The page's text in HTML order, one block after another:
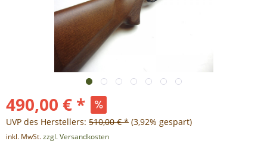
490,00 € *
UVP des Herstellers: 510,00 € * (3,92% gespart)
inkl. MwSt.zzgl. Versandkosten